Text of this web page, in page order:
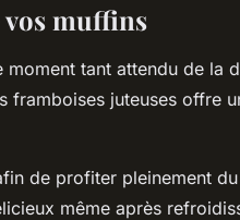
vos muffins
tant attendu de la
juteuses offre
de profiter pleinement
même après